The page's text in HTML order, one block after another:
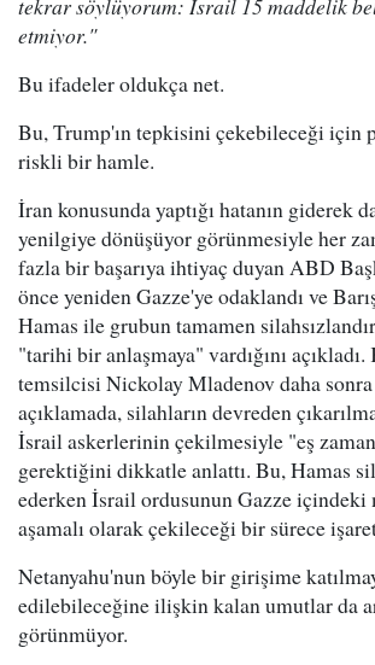
etmiyor."
Bu ifadeler oldukça net.
Bu, Trump'ın tepkisini çekebileceği için
riskli bir hamle.
İran konusunda yaptığı hatanın giderek
yenilgiye dönüşüyor görünmesiyle her
fazla bir başarıya ihtiyaç duyan ABD
önce yeniden Gazze'ye odaklandı ve
Hamas ile grubun tamamen
"tarihi bir anlaşmaya" vardığını
temsilcisi Nickolay Mladenov daha sonra
açıklamada, silahların devreden
İsrail askerlerinin çekilmesiyle "eş
gerektiğini dikkatle anlattı. Bu, Hamas
ederken İsrail ordusunun Gazze
aşamalı olarak çekileceği bir sürece
Netanyahu'nun böyle bir girişime
edilebileceğine ilişkin kalan umutlar da
görünmüyor.